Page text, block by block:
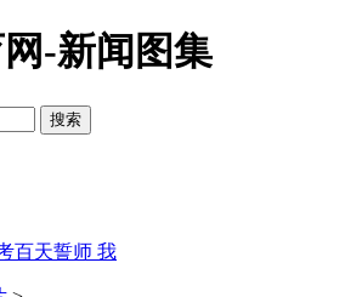
-新闻图集
百天誓师 我